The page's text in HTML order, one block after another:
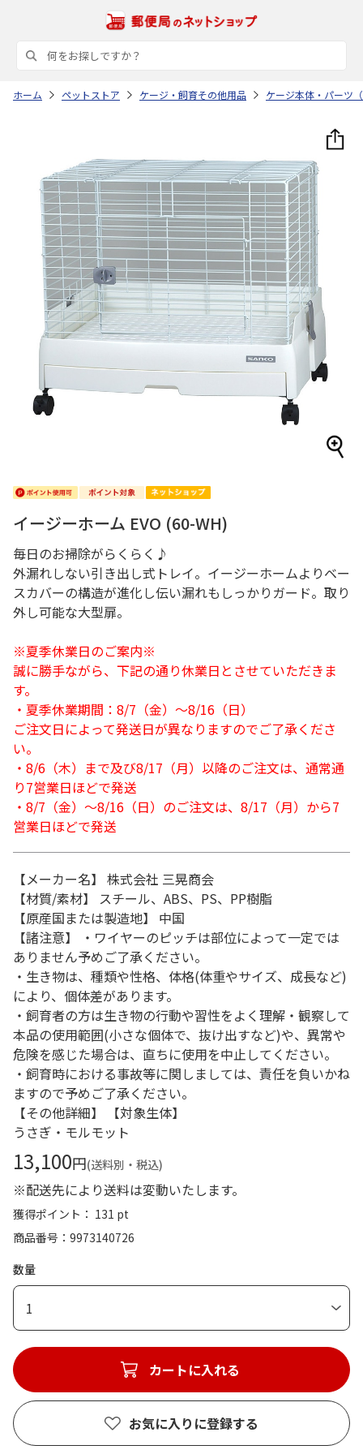
ホーム ペットストア ケージ・飼育その他用品 ケージ本体・パーツ
イージーホーム EVO (60-WH)
毎日のお掃除がらくらく♪
外漏れしない引き出し式トレイ。イージーホームよりベー
スカバーの構造が進化し伝い漏れもしっかりガード。取り
外し可能な大型扉。
※夏季休業日のご案内※
誠に勝手ながら、下記の通り休業日とさせていただきま
す。
・夏季休業期間：8/7（金）～8/16（日）
ご注文日によって発送日が異なりますのでご了承くださ
い。
・8/6（木）まで及び8/17（月）以降のご注文は、通常通
り7営業日ほどで発送
・8/7（金）～8/16（日）のご注文は、8/17（月）から7
営業日ほどで発送
【メーカー名】 株式会社 三晃商会
【材質/素材】 スチール、ABS、PS、PP樹脂
【原産国または製造地】 中国
【諸注意】 ・ワイヤーのピッチは部位によって一定では
ありません予めご了承ください。
・生き物は、種類や性格、体格(体重やサイズ、成長など)
により、個体差があります。
・飼育者の方は生き物の行動や習性をよく理解・観察して
本品の使用範囲(小さな個体で、抜け出すなど)や、異常や
危険を感じた場合は、直ちに使用を中止してください。
・飼育時における事故等に関しましては、責任を負いかね
ますので予めご了承ください。
【その他詳細】 【対象生体】
うさぎ・モルモット
13,100円(送料別・税込)
※配送先により送料は変動いたします。
獲得ポイント： 131 pt
商品番号
9973140726
数量
1
カートに入れる
お気に入りに登録する